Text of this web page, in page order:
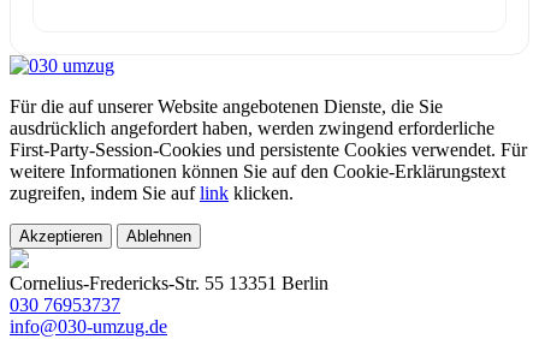
Für die auf unserer Website angebotenen Dienste, die Sie
ausdrücklich angefordert haben, werden zwingend erforderliche
First-Party-Session-Cookies und persistente Cookies verwendet. Für
weitere Informationen können Sie auf den Cookie-Erklärungstext
zugreifen, indem Sie auflink klicken.
Akzeptieren Ablehnen
Cornelius-Fredericks-Str. 55 13351 Berlin
030 76953737
info@030-umzug.de